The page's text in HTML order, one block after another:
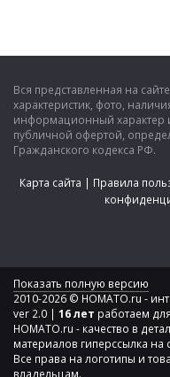
Вся представленная на
характеристик, фото,
информационный характер
публичной офертой,
Гражданского кодекса РФ.
Карта сайта | Правила
Показать полную версию
2010-2026 © HOMATO.ru -
ver 2.0 | 16 лет работаем
HOMATO.ru - качество в
материалов гиперссылка на
Все права на логотипы и
владельцам.